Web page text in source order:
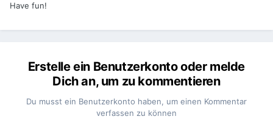
Have fun!
Erstelle ein Benutzerkonto oder melde
Dich an, um zu kommentieren
Du musst ein Benutzerkonto haben, um einen Kommentar
verfassen zu können